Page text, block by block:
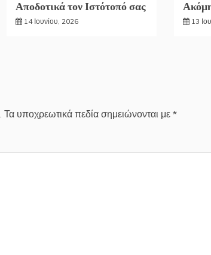
Αποδοτικά τον Ιστότοπό σας
14 Ιουνίου, 2026 13
Τα υποχρεωτικά πεδία σημειώνονται με *